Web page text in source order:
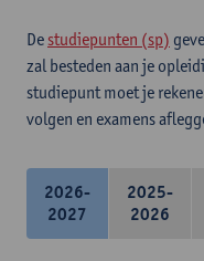
De studiepunten (sp)
zal besteden aan je
studiepunt moet je
volgen en examens
2026-
2027
2025-
2026